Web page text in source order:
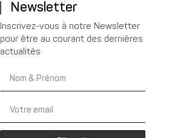
Newsletter
Inscrivez-vous à notre Newsletter
pour être au courant des dernières
actualités